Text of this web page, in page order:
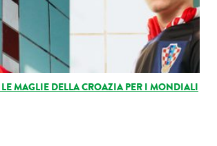
MAGLIE DELLA CROAZIA PER I MONDIALI